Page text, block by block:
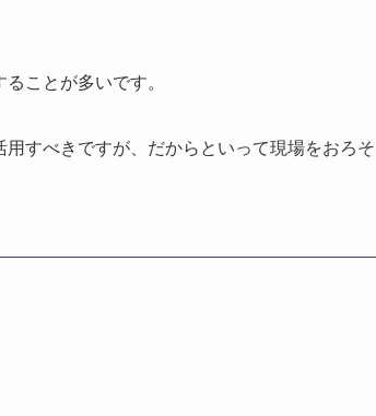
ことが多いです。
すべきですが、だからといって現場をおろそ